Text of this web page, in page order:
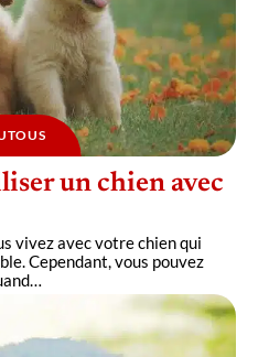
un chien avec
vivez avec votre chien qui
Cependant, vous pouvez
…